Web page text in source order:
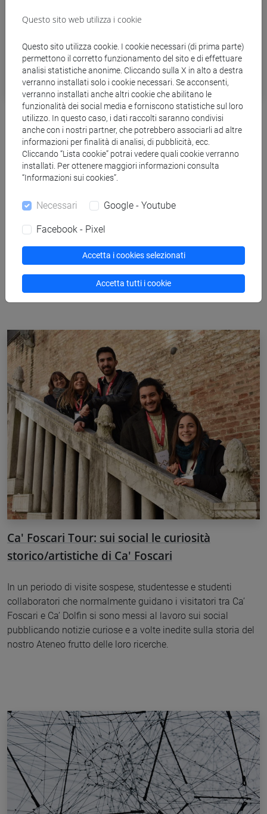
Fase 3: aule aperte da settembre e 500mila
euro stanziati per studenti
Fase 3, Ca’ Foscari riapre le aule e le biblioteche e riporta le
lezioni in classe a partire da settembre con l’inizio dell’anno
disposizioni ministeriali, le lezioni del primo semestre si
contemporaneamente lezioni in classe e online con
l’obiettivo di favorire la presenza nelle aule del maggior
numero di studenti possibile.
Ca' Foscari Tour: sui social le curiosità
storico/artistiche di Ca' Foscari
In un periodo di visite sospese, studentesse e studenti
collaboratori che normalmente guidano i visitatori tra Ca’
Foscari e Ca’ Dolfin si sono messi al lavoro sui social
pubblicando notizie curiose e a volte inedite sulla storia del
nostro Ateneo frutto delle loro ricerche.
Questo sito web utilizza i cookie
Questo sito utilizza cookie. I cookie necessari (di prima parte)
permettono il corretto funzionamento del sito e di effettuare
analisi statistiche anonime. Cliccando sulla X in alto a destra
verranno installati solo i cookie necessari. Se acconsenti,
verranno installati anche altri cookie che abilitano le
funzionalità dei social media e forniscono statistiche sul loro
utilizzo. In questo caso, i dati raccolti saranno condivisi
anche con i nostri partner, che potrebbero associarli ad altre
informazioni per finalità di analisi, di pubblicità, ecc.
Cliccando “Lista cookie” potrai vedere quali cookie verranno
installati. Per ottenere maggiori informazioni consulta
“Informazioni sui cookies”.
Necessari Google - Youtube
Facebook - Pixel
Accetta i cookies selezionati
Accetta tutti i cookie